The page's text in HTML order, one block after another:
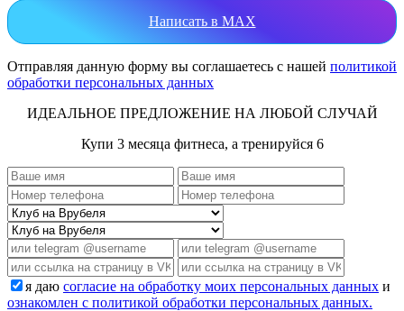
Написать в MAX
Отправляя данную форму вы соглашаетесь с нашей политикой
обработки персональных данных
ИДЕАЛЬНОЕ ПРЕДЛОЖЕНИЕ НА ЛЮБОЙ СЛУЧАЙ
Купи 3 месяца фитнеса, а тренируйся 6
я даю согласие на обработку моих персональных данных и
ознакомлен с политикой обработки персональных данных.